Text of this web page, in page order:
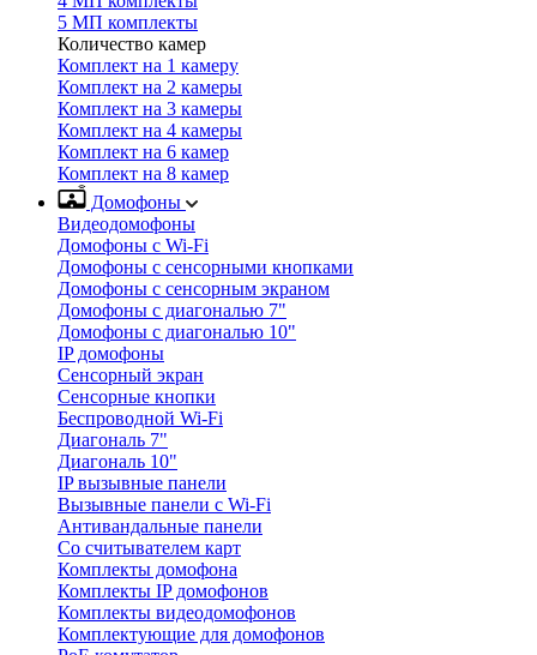
5 МП комплекты
Количество камер
Комплект на 1 камеру
Комплект на 2 камеры
Комплект на 3 камеры
Комплект на 4 камеры
Комплект на 6 камер
Комплект на 8 камер
Домофоны
Видеодомофоны
Домофоны с Wi-Fi
Домофоны с сенсорными кнопками
Домофоны с сенсорным экраном
Домофоны с диагональю 7"
Домофоны с диагональю 10"
IP домофоны
Сенсорный экран
Сенсорные кнопки
Беспроводной Wi-Fi
Диагональ 7"
Диагональ 10"
IP вызывные панели
Вызывные панели с Wi-Fi
Антивандальные панели
Со считывателем карт
Комплекты домофона
Комплекты IP домофонов
Комплекты видеодомофонов
Комплектующие для домофонов